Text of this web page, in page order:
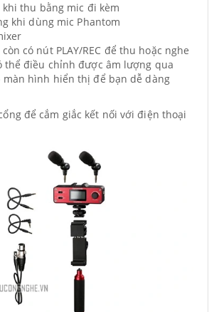
khi thu bằng mic đi kèm
khi dùng mic Phantom
có nút PLAY/REC để thu hoặc nghe
thể điều chỉnh được âm lượng qua
màn hình hiển thị để bạn dễ dàng
để cắm giắc kết nối với điện thoại